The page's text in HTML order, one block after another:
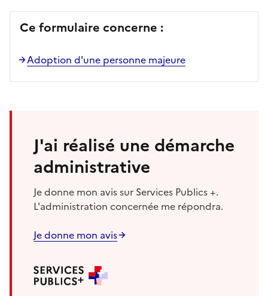
Ce formulaire concerne :
Adoption d'une personne majeure
J'ai réalisé une démarche
administrative
Je donne mon avis sur Services Publics +.
L'administration concernée me répondra.
Je donne mon avis